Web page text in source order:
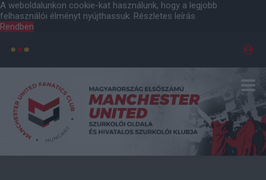
A weboldalunkon cookie-kat használunk, hogy a legjobb
felhasználói élményt nyújthassuk. Részletes leírás
Rendben